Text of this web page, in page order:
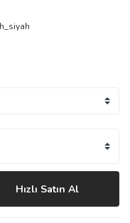
Hızlı Satın Al